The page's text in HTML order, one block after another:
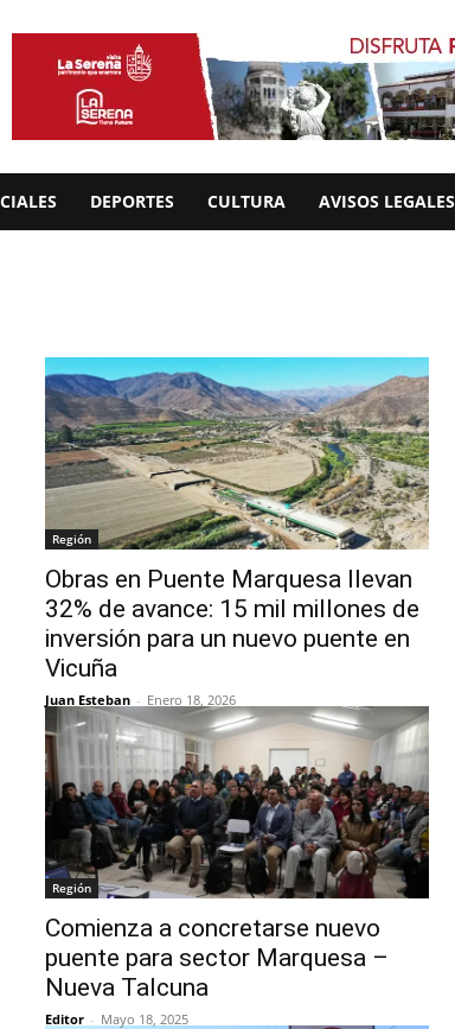
DEPORTES CULTURA AVISOS LEGALES
Región
Obras en Puente Marquesa llevan
32% de avance: 15 mil millones de
inversión para un nuevo puente en
Vicuña
Juan Esteban - Enero 18, 2026
Región
Comienza a concretarse nuevo
puente para sector Marquesa –
Nueva Talcuna
Editor - Mayo 18, 2025